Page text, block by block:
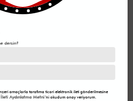
dersin?
amaçlarla tarafıma ticari elektronik ileti gönderilmesine
Aydınlatma Metni 'ni okudum onay veriyorum.